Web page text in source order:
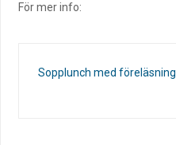
För mer info:
Sopplunch med föreläsning